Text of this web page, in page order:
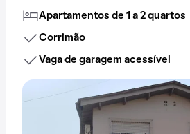
Apartamentos de 1 a 2 quartos
Corrimão
Vaga de garagem acessível